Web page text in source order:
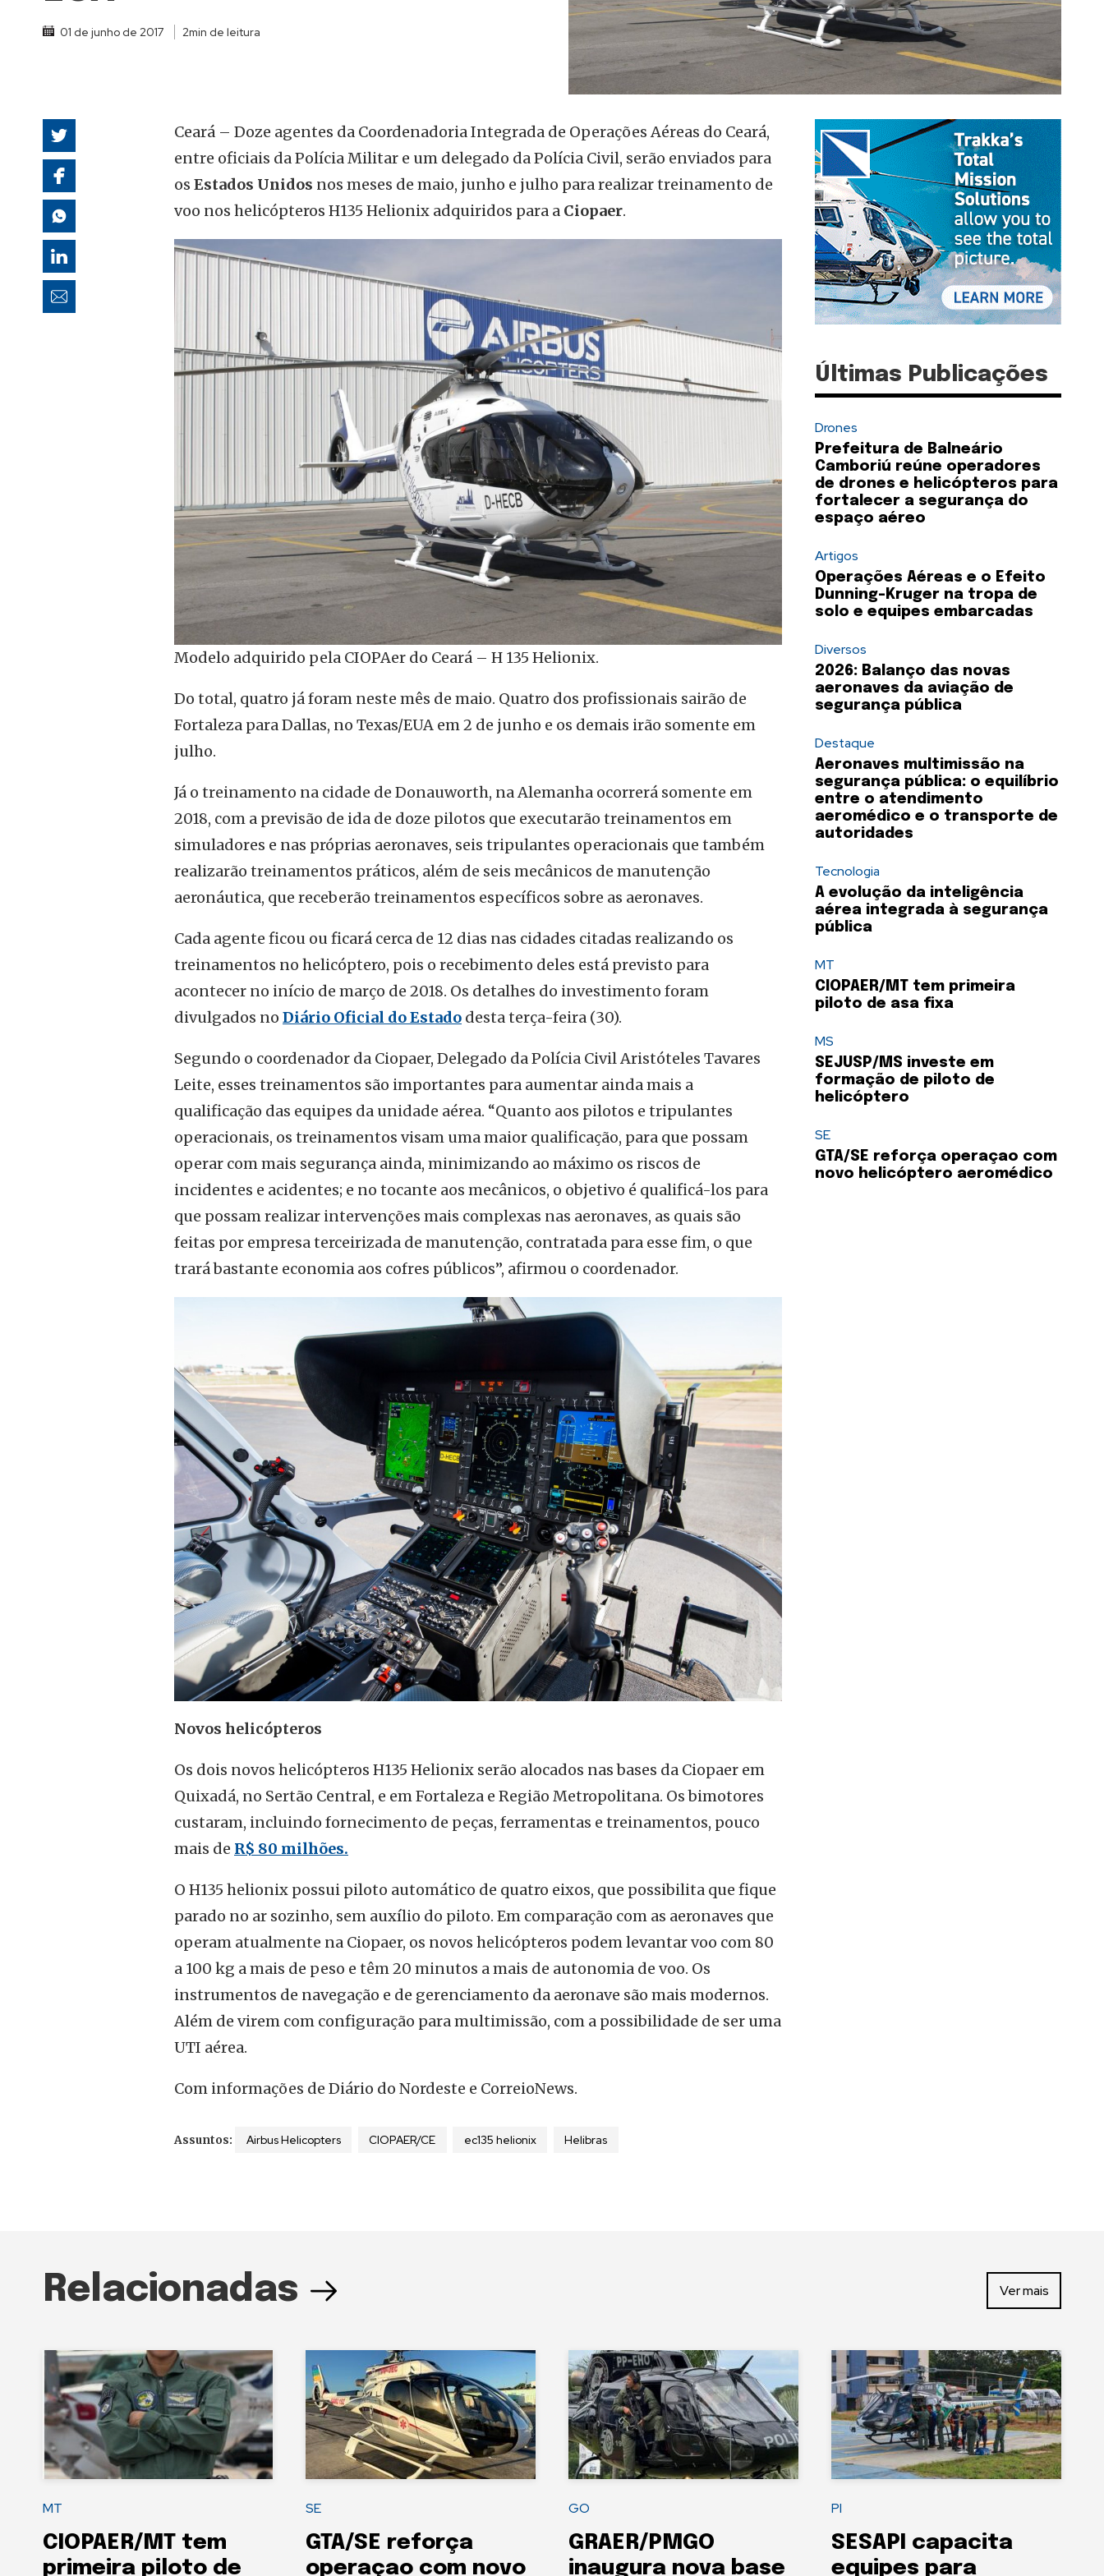
01 de junho de 2017 2min de leitura
Ceará – Doze agentes da Coordenadoria Integrada de Operações Aéreas do Ceará,
entre oficiais da Polícia Militar e um delegado da Polícia Civil, serão enviados para
os Estados Unidos nos meses de maio, junho e julho para realizar treinamento de
voo nos helicópteros H135 Helionix adquiridos para a Ciopaer.
Modelo adquirido pela CIOPAer do Ceará – H 135 Helionix.
Do total, quatro já foram neste mês de maio. Quatro dos profissionais sairão de
Fortaleza para Dallas, no Texas/EUA em 2 de junho e os demais irão somente em
julho.
Já o treinamento na cidade de Donauworth, na Alemanha ocorrerá somente em
2018, com a previsão de ida de doze pilotos que executarão treinamentos em
simuladores e nas próprias aeronaves, seis tripulantes operacionais que também
realizarão treinamentos práticos, além de seis mecânicos de manutenção
aeronáutica, que receberão treinamentos específicos sobre as aeronaves.
Cada agente ficou ou ficará cerca de 12 dias nas cidades citadas realizando os
treinamentos no helicóptero, pois o recebimento deles está previsto para
acontecer no início de março de 2018. Os detalhes do investimento foram
divulgados no Diário Oficial do Estado desta terça-feira (30).
Segundo o coordenador da Ciopaer, Delegado da Polícia Civil Aristóteles Tavares
Leite, esses treinamentos são importantes para aumentar ainda mais a
qualificação das equipes da unidade aérea. “Quanto aos pilotos e tripulantes
operacionais, os treinamentos visam uma maior qualificação, para que possam
operar com mais segurança ainda, minimizando ao máximo os riscos de
incidentes e acidentes; e no tocante aos mecânicos, o objetivo é qualificá-los para
que possam realizar intervenções mais complexas nas aeronaves, as quais são
feitas por empresa terceirizada de manutenção, contratada para esse fim, o que
trará bastante economia aos cofres públicos”, afirmou o coordenador.
Novos helicópteros
Os dois novos helicópteros H135 Helionix serão alocados nas bases da Ciopaer em
Quixadá, no Sertão Central, e em Fortaleza e Região Metropolitana. Os bimotores
custaram, incluindo fornecimento de peças, ferramentas e treinamentos, pouco
mais de R$ 80 milhões.
O H135 helionix possui piloto automático de quatro eixos, que possibilita que fique
parado no ar sozinho, sem auxílio do piloto. Em comparação com as aeronaves que
operam atualmente na Ciopaer, os novos helicópteros podem levantar voo com 80
a 100 kg a mais de peso e têm 20 minutos a mais de autonomia de voo. Os
instrumentos de navegação e de gerenciamento da aeronave são mais modernos.
Além de virem com configuração para multimissão, com a possibilidade de ser uma
UTI aérea.
Com informações de Diário do Nordeste e CorreioNews.
Assuntos: Airbus Helicopters CIOPAER/CE ec135 helionix Helibras
Últimas Publicações
Drones
Prefeitura de Balneário
Camboriú reúne operadores
de drones e helicópteros para
fortalecer a segurança do
espaço aéreo
Artigos
Operações Aéreas e o Efeito
Dunning-Kruger na tropa de
solo e equipes embarcadas
Diversos
2026: Balanço das novas
aeronaves da aviação de
segurança pública
Destaque
Aeronaves multimissão na
segurança pública: o equilíbrio
entre o atendimento
aeromédico e o transporte de
autoridades
Tecnologia
A evolução da inteligência
aérea integrada à segurança
pública
MT
CIOPAER/MT tem primeira
piloto de asa fixa
MS
SEJUSP/MS investe em
formação de piloto de
helicóptero
SE
GTA/SE reforça operaçao com
novo helicóptero aeromédico
Relacionadas Ver mais
MT
CIOPAER/MT tem
primeira piloto de
SE
GTA/SE reforça
operaçao com novo
GO
GRAER/PMGO
inaugura nova base
PI
SESAPI capacita
equipes para